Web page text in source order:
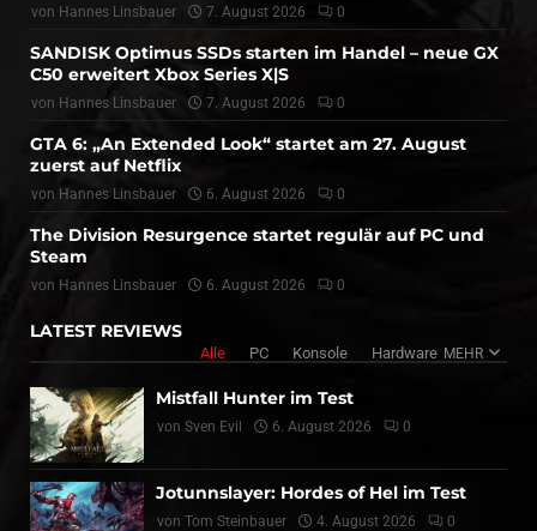
von Hannes Linsbauer 7. August 2026 0
SANDISK Optimus SSDs starten im Handel – neue GX
C50 erweitert Xbox Series X|S
von Hannes Linsbauer 7. August 2026 0
GTA 6: „An Extended Look“ startet am 27. August
zuerst auf Netflix
von Hannes Linsbauer 6. August 2026 0
The Division Resurgence startet regulär auf PC und
Steam
von Hannes Linsbauer 6. August 2026 0
LATEST REVIEWS
Alle PC Konsole Hardware MEHR
Mistfall Hunter im Test
von Sven Evil 6. August 2026 0
Jotunnslayer: Hordes of Hel im Test
von Tom Steinbauer 4. August 2026 0